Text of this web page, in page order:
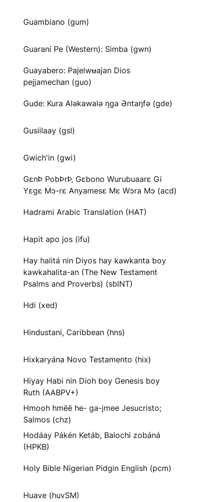
Guambiano (gum)
Guaraní Pe (Western): Simba (gwn)
Guayabero: Pajelwʉajan Dios
pejjamechan (guo)
Gude: Kura Aləkawalə ŋga Əntaŋfə (gde)
Gusiilaay (gsl)
Gwich'in (gwi)
GɛnÞ PobÞrÞ, Gɛbono Wurubuaarɛ Gi
Yɛgɛ Mɔ-rɛ Anyamesɛ Mɛ Wɔra Mɔ (acd)
Hadrami Arabic Translation (HAT)
Hapit apo jos (ifu)
Hay halitá nin Diyos hay kawkanta boy
kawkahalita-an (The New Testament
Psalms and Proverbs) (sblNT)
Hdi (xed)
Hindustani, Caribbean (hns)
Hixkaryána Novo Testamento (hix)
Hiyay Habi nin Dioh boy Genesis boy
Ruth (AABPV+)
Hmooh hmëë he- ga-jmee Jesucristo;
Salmos (chz)
Hodáay Pákén Ketáb, Balochi zobáná
(HPKB)
Holy Bible Nigerian Pidgin English (pcm)
Huave (huvSM)